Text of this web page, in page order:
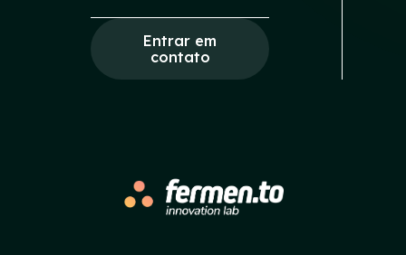
Entrar em
contato